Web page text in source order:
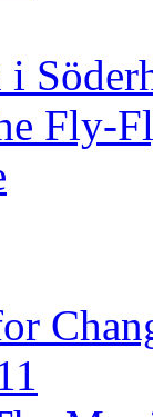
i
Fly-